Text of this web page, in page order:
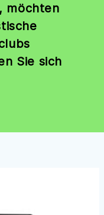
möchten
Sie sich